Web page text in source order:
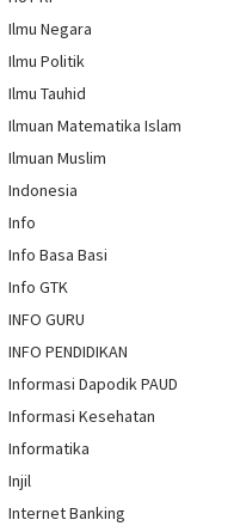
Ilmu Negara
Ilmu Politik
Ilmu Tauhid
Ilmuan Matematika Islam
Ilmuan Muslim
Indonesia
Info
Info Basa Basi
Info GTK
INFO GURU
INFO PENDIDIKAN
Informasi Dapodik PAUD
Informasi Kesehatan
Informatika
Injil
Internet Banking